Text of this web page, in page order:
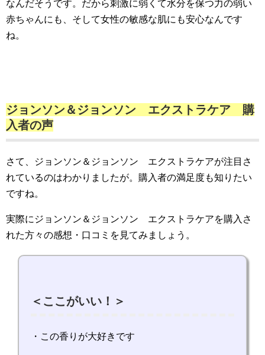
なんだそうです。だから刺激に弱くて水分を保つ力の弱い
赤ちゃんにも、そして女性の敏感な肌にも安心なんです
ね。
ジョンソン＆ジョンソン エクストラケア 購
入者の声
さて、ジョンソン＆ジョンソン エクストラケアが注目さ
れているのはわかりましたが。購入者の満足度も知りたい
ですね。
実際にジョンソン＆ジョンソン エクストラケアを購入さ
れた方々の感想・口コミを見てみましょう。
＜ここがいい！＞
・この香りが大好きです